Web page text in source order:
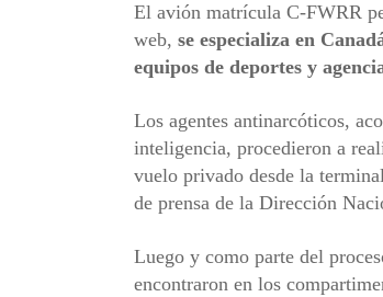
El avión matrícula C-FWRR
web, se especializa en
equipos de deportes y
Los agentes antinarcóticos,
inteligencia, procedieron a
vuelo privado desde la
de prensa de la Dirección
Luego y como parte del
encontraron en los